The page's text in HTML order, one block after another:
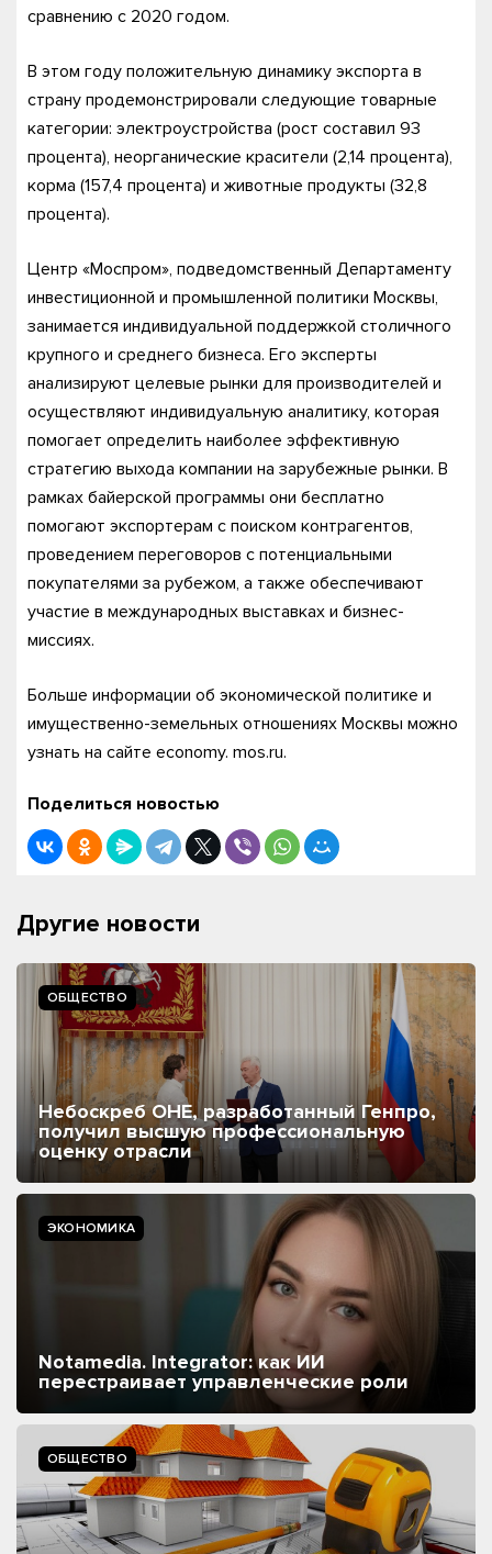
сравнению с 2020 годом.
В этом году положительную динамику экспорта в
страну продемонстрировали следующие товарные
категории: электроустройства (рост составил 93
процента), неорганические красители (2,14 процента),
корма (157,4 процента) и животные продукты (32,8
процента).
Центр «Моспром», подведомственный Департаменту
инвестиционной и промышленной политики Москвы,
занимается индивидуальной поддержкой столичного
крупного и среднего бизнеса. Его эксперты
анализируют целевые рынки для производителей и
осуществляют индивидуальную аналитику, которая
помогает определить наиболее эффективную
стратегию выхода компании на зарубежные рынки. В
рамках байерской программы они бесплатно
помогают экспортерам с поиском контрагентов,
проведением переговоров с потенциальными
покупателями за рубежом, а также обеспечивают
участие в международных выставках и бизнес-
миссиях.
Больше информации об экономической политике и
имущественно-земельных отношениях Москвы можно
узнать на сайте economy. mos.ru.
Поделиться новостью
Другие новости
ОБЩЕСТВО
Небоскреб ОНЕ, разработанный Генпро,
получил высшую профессиональную
оценку отрасли
ЭКОНОМИКА
Notamedia. Integrator: как ИИ
перестраивает управленческие роли
ОБЩЕСТВО